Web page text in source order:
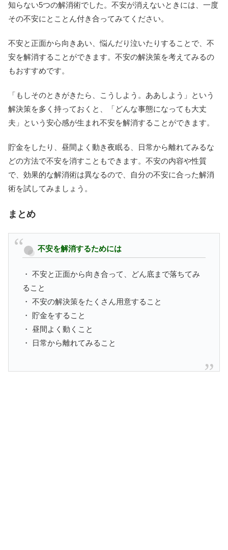
知らない5つの解消術でした。不安が消えないときには、一度
その不安にとことん付き合ってみてください。
不安と正面から向きあい、悩んだり泣いたりすることで、不
安を解消することができます。不安の解決策を考えてみるの
もおすすめです。
「もしそのときがきたら、こうしよう。ああしよう」という
解決策を多く持っておくと、「どんな事態になっても大丈
夫」という安心感が生まれ不安を解消することができます。
貯金をしたり、昼間よく動き夜眠る、日常から離れてみるな
どの方法で不安を消すこともできます。不安の内容や性質
で、効果的な解消術は異なるので、自分の不安に合った解消
術を試してみましょう。
まとめ
不安を解消するためには
・ 不安と正面から向き合って、どん底まで落ちてみ
ること
・ 不安の解決策をたくさん用意すること
・ 貯金をすること
・ 昼間よく動くこと
・ 日常から離れてみること